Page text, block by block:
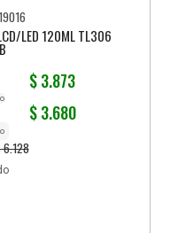
LED 120ML TL306
$ 3.873
$ 3.680
6.128